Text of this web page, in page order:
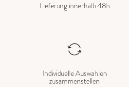
Lieferung innerhalb 48h
Individuelle Auswahlen
zusammenstellen